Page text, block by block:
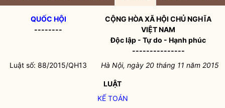
QUỐC HỘI
--------
CỘNG HÒA XÃ HỘI CHỦ NGHĨA
VIỆT NAM
Độc lập - Tự do - Hạnh phúc
---------------
Luật số: 88/2015/QH13
Hà Nội, ngày 20 tháng 11 năm 2015
LUẬT
KẾ TOÁN